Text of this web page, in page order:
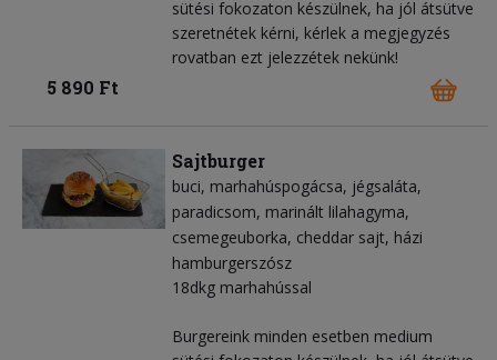
sütési fokozaton készülnek, ha jól átsütve
szeretnétek kérni, kérlek a megjegyzés
rovatban ezt jelezzétek nekünk!
5 890 Ft
Sajtburger
buci marhahúspogácsa jégsaláta
paradicsom marinált lilahagyma
csemegeuborka cheddar sajt házi
hamburgerszósz
18dkg marhahússal
Burgereink minden esetben medium